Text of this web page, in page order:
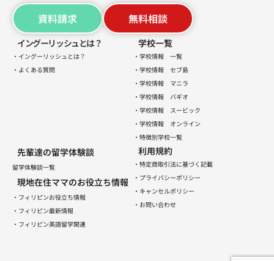
資料請求 無料相談
イングーリッシュとは？
・イングーリッシュとは？
・よくある質問
学校一覧
・学校情報 一覧
・学校情報 セブ島
・学校情報 マニラ
・学校情報 バギオ
・学校情報 スービック
・学校情報 オンライン
・特徴別学校一覧
先輩達の留学体験談
留学体験談一覧
現地在住ママのお役立ち情報
・フィリピンお役立ち情報
・フィリピン最新情報
・フィリピン英語留学関連
利用規約
・特定商取引法に基づく記載
・プライバシーポリシー
・キャンセルポリシー
・お問い合わせ